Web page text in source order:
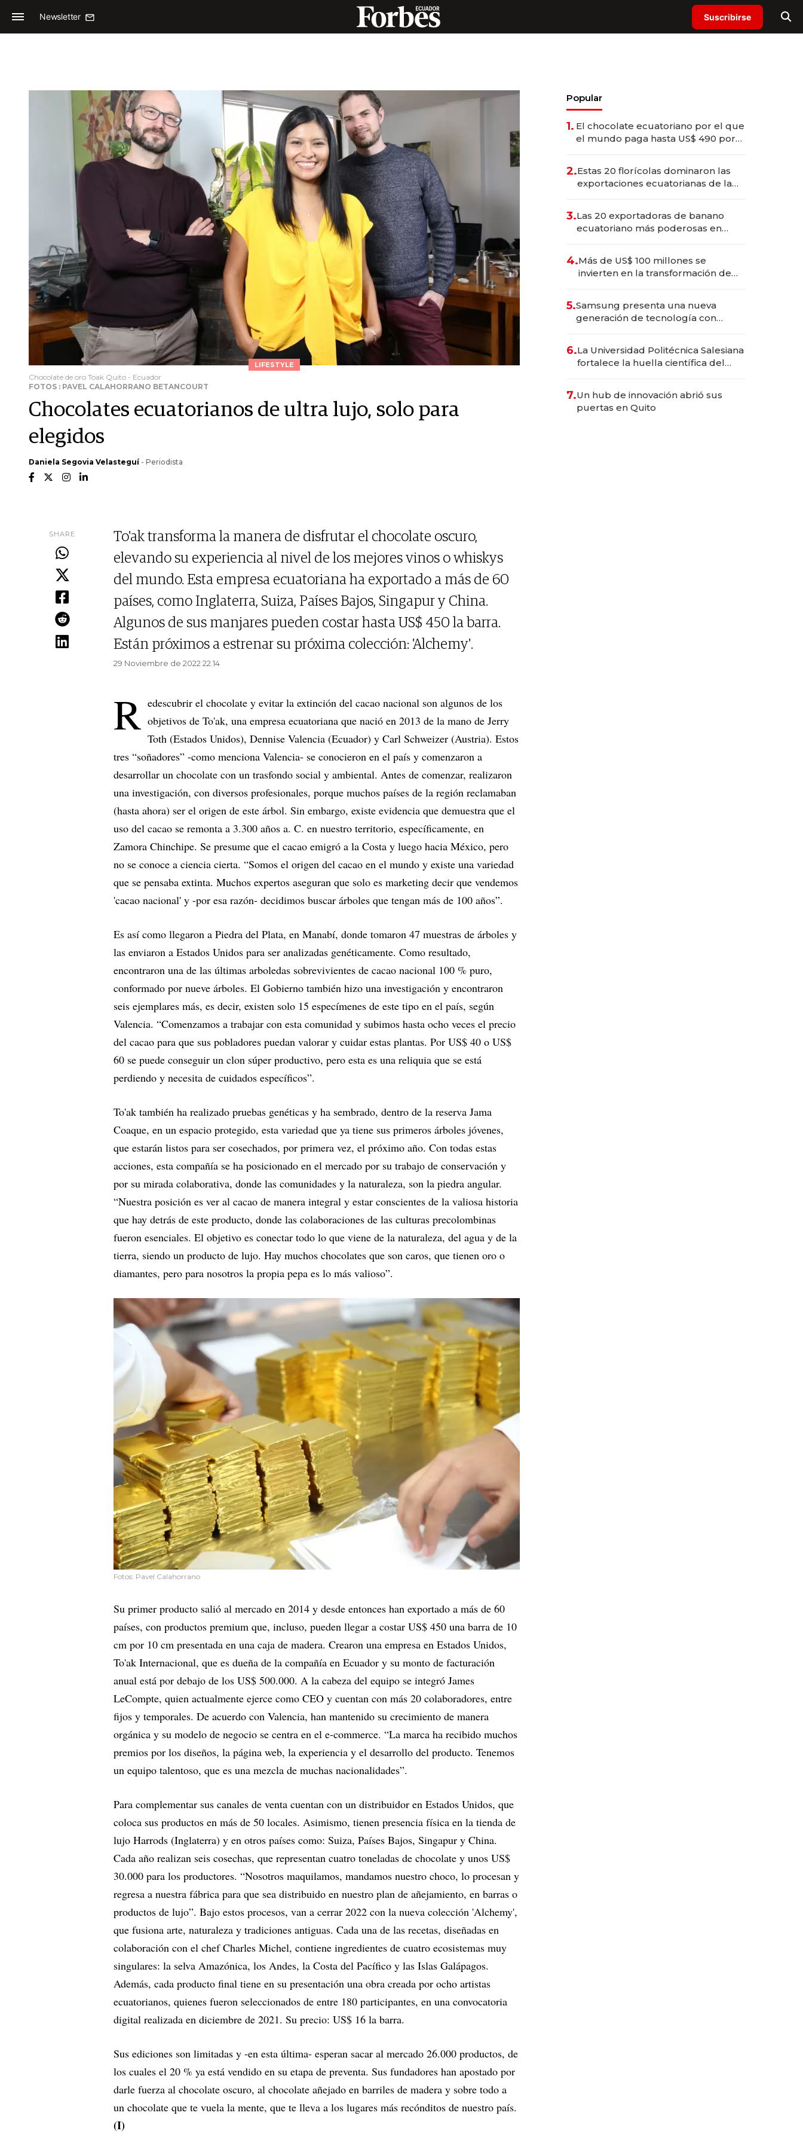
Newsletter Suscribirse
LIFESTYLE
Chocolate de oro Toak Quito - Ecuador
FOTOS : PAVEL CALAHORRANO BETANCOURT
Chocolates ecuatorianos de ultra lujo, solo para
elegidos
Daniela Segovia Velasteguí- Periodista
SHARE
To'ak transforma la manera de disfrutar el chocolate oscuro,
elevando su experiencia al nivel de los mejores vinos o whiskys
del mundo. Esta empresa ecuatoriana ha exportado a más de 60
países, como Inglaterra, Suiza, Países Bajos, Singapur y China.
Algunos de sus manjares pueden costar hasta US$ 450 la barra.
Están próximos a estrenar su próxima colección: 'Alchemy'.
29 Noviembre de 2022 22.14
R edescubrir el chocolate y evitar la extinción del cacao nacional son algunos de los
objetivos de To'ak, una empresa ecuatoriana que nació en 2013 de la mano de Jerry
Toth (Estados Unidos), Dennise Valencia (Ecuador) y Carl Schweizer (Austria). Estos
tres “soñadores” -como menciona Valencia- se conocieron en el país y comenzaron a
desarrollar un chocolate con un trasfondo social y ambiental. Antes de comenzar, realizaron
una investigación, con diversos profesionales, porque muchos países de la región reclamaban
(hasta ahora) ser el origen de este árbol. Sin embargo, existe evidencia que demuestra que el
uso del cacao se remonta a 3.300 años a. C. en nuestro territorio, específicamente, en
Zamora Chinchipe. Se presume que el cacao emigró a la Costa y luego hacia México, pero
no se conoce a ciencia cierta. “Somos el origen del cacao en el mundo y existe una variedad
que se pensaba extinta. Muchos expertos aseguran que solo es marketing decir que vendemos
'cacao nacional' y -por esa razón- decidimos buscar árboles que tengan más de 100 años”.
Es así como llegaron a Piedra del Plata, en Manabí, donde tomaron 47 muestras de árboles y
las enviaron a Estados Unidos para ser analizadas genéticamente. Como resultado,
encontraron una de las últimas arboledas sobrevivientes de cacao nacional 100 % puro,
conformado por nueve árboles. El Gobierno también hizo una investigación y encontraron
seis ejemplares más, es decir, existen solo 15 especímenes de este tipo en el país, según
Valencia. “Comenzamos a trabajar con esta comunidad y subimos hasta ocho veces el precio
del cacao para que sus pobladores puedan valorar y cuidar estas plantas. Por US$ 40 o US$
60 se puede conseguir un clon súper productivo, pero esta es una reliquia que se está
perdiendo y necesita de cuidados específicos”.
To'ak también ha realizado pruebas genéticas y ha sembrado, dentro de la reserva Jama
Coaque, en un espacio protegido, esta variedad que ya tiene sus primeros árboles jóvenes,
que estarán listos para ser cosechados, por primera vez, el próximo año. Con todas estas
acciones, esta compañía se ha posicionado en el mercado por su trabajo de conservación y
por su mirada colaborativa, donde las comunidades y la naturaleza, son la piedra angular.
“Nuestra posición es ver al cacao de manera integral y estar conscientes de la valiosa historia
que hay detrás de este producto, donde las colaboraciones de las culturas precolombinas
fueron esenciales. El objetivo es conectar todo lo que viene de la naturaleza, del agua y de la
tierra, siendo un producto de lujo. Hay muchos chocolates que son caros, que tienen oro o
diamantes, pero para nosotros la propia pepa es lo más valioso”.
Fotos: Pavel Calahorrano
Su primer producto salió al mercado en 2014 y desde entonces han exportado a más de 60
países, con productos premium que, incluso, pueden llegar a costar US$ 450 una barra de 10
cm por 10 cm presentada en una caja de madera. Crearon una empresa en Estados Unidos,
To'ak Internacional, que es dueña de la compañía en Ecuador y su monto de facturación
anual está por debajo de los US$ 500.000. A la cabeza del equipo se integró James
LeCompte, quien actualmente ejerce como CEO y cuentan con más 20 colaboradores, entre
fijos y temporales. De acuerdo con Valencia, han mantenido su crecimiento de manera
orgánica y su modelo de negocio se centra en el e-commerce. “La marca ha recibido muchos
premios por los diseños, la página web, la experiencia y el desarrollo del producto. Tenemos
un equipo talentoso, que es una mezcla de muchas nacionalidades”.
Para complementar sus canales de venta cuentan con un distribuidor en Estados Unidos, que
coloca sus productos en más de 50 locales. Asimismo, tienen presencia física en la tienda de
lujo Harrods (Inglaterra) y en otros países como: Suiza, Países Bajos, Singapur y China.
Cada año realizan seis cosechas, que representan cuatro toneladas de chocolate y unos US$
30.000 para los productores. “Nosotros maquilamos, mandamos nuestro choco, lo procesan y
regresa a nuestra fábrica para que sea distribuido en nuestro plan de añejamiento, en barras o
productos de lujo”. Bajo estos procesos, van a cerrar 2022 con la nueva colección 'Alchemy',
que fusiona arte, naturaleza y tradiciones antiguas. Cada una de las recetas, diseñadas en
colaboración con el chef Charles Michel, contiene ingredientes de cuatro ecosistemas muy
singulares: la selva Amazónica, los Andes, la Costa del Pacífico y las Islas Galápagos.
Además, cada producto final tiene en su presentación una obra creada por ocho artistas
ecuatorianos, quienes fueron seleccionados de entre 180 participantes, en una convocatoria
digital realizada en diciembre de 2021. Su precio: US$ 16 la barra.
Sus ediciones son limitadas y -en esta última- esperan sacar al mercado 26.000 productos, de
los cuales el 20 % ya está vendido en su etapa de preventa. Sus fundadores han apostado por
darle fuerza al chocolate oscuro, al chocolate añejado en barriles de madera y sobre todo a
un chocolate que te vuela la mente, que te lleva a los lugares más recónditos de nuestro país.
(I)
Popular
1. El chocolate ecuatoriano por el que
el mundo paga hasta US$ 490 por
2.Estas 20 florícolas dominaron las
exportaciones ecuatorianas de la
3.Las 20 exportadoras de banano
ecuatoriano más poderosas en
4.Más de US$ 100 millones se
invierten en la transformación de
5.Samsung presenta una nueva
generación de tecnología con
6.La Universidad Politécnica Salesiana
fortalece la huella científica del
7.Un hub de innovación abrió sus
puertas en Quito